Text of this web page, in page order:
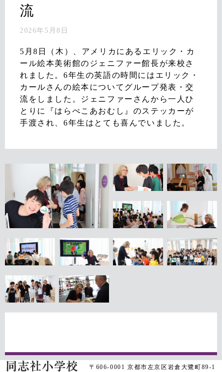
流
2026年5月8日
5月8日（木）、アメリカにあるエリック・カ
ール絵本美術館のジェニファー館長が来校さ
れました。6年生の英語の時間にはエリック・
カールさんの絵本についてグループ発表・交
流をしました。ジェニファーさんから一人ひ
とりに『はらぺこあおむし』のステッカーが
手渡され、6年生はとても喜んでいました。
〒606-0001 京都市左京区岩倉大鷺町89-1